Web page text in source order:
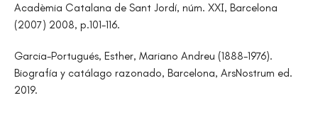
Acadèmia Catalana de Sant Jordí, núm. XXI, Barcelona
(2007) 2008, p.101-116.
Garcia-Portugués, Esther, Mariano Andreu (1888-1976).
Biografía y catálago razonado, Barcelona, ArsNostrum ed.
2019.